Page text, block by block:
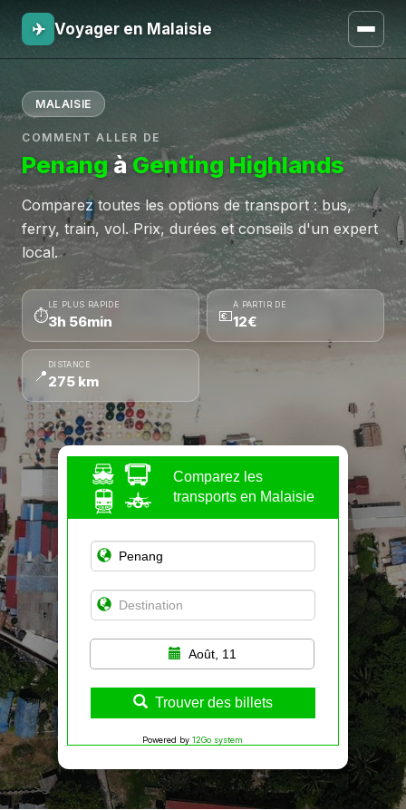
✈ Voyager en Malaisie
MALAISIE
COMMENT ALLER DE
PenangàGenting Highlands
Comparez toutes les options de transport : bus,
ferry, train, vol. Prix, durées et conseils d'un expert
local.
⏱
LE PLUS RAPIDE
3h 56min 💶
À PARTIR DE
12€
📍
DISTANCE
275 km
Comparez les
transports en Malaisie
Août, 11
Trouver des billets
Powered by 12Go system